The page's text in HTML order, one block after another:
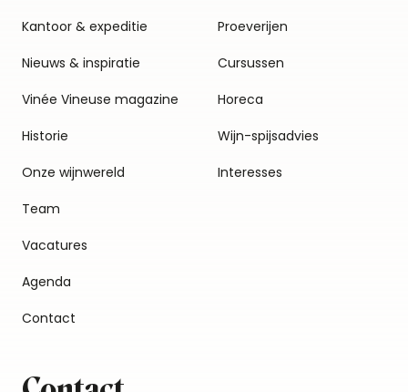
Kantoor & expeditie
Nieuws & inspiratie
Vinée Vineuse magazine
Historie
Onze wijnwereld
Team
Vacatures
Agenda
Contact
Proeverijen
Cursussen
Horeca
Wijn-spijsadvies
Interesses